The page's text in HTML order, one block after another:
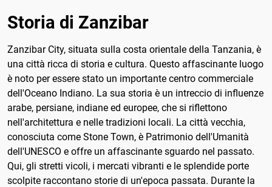
Storia di Zanzibar
Zanzibar City, situata sulla costa orientale della Tanzania, è
una città ricca di storia e cultura. Questo affascinante luogo
è noto per essere stato un importante centro commerciale
dell'Oceano Indiano. La sua storia è un intreccio di influenze
arabe, persiane, indiane ed europee, che si riflettono
nell'architettura e nelle tradizioni locali. La città vecchia,
conosciuta come Stone Town, è Patrimonio dell'Umanità
dell'UNESCO e offre un affascinante sguardo nel passato.
Qui, gli stretti vicoli, i mercati vibranti e le splendide porte
scolpite raccontano storie di un'epoca passata. Durante la